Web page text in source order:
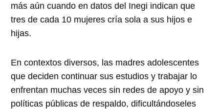
más aún cuando en datos del Inegi indican que
tres de cada 10 mujeres cría sola a sus hijos e
hijas.
En contextos diversos, las madres adolescentes
que deciden continuar sus estudios y trabajar lo
enfrentan muchas veces sin redes de apoyo y sin
políticas públicas de respaldo, dificultándoseles